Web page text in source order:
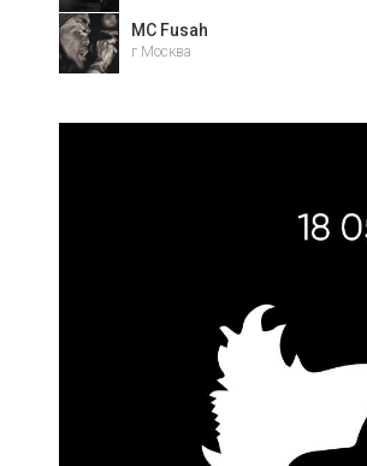
MC Fusah
г Москва